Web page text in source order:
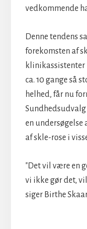
vedkommende
Denne tendens
forekomsten af
klinikassistenter
ca. 10 gange så
helhed, får nu
en undersøgelse
af skle-rose i
"Det vil være en
vi ikke gør det,
siger Birthe